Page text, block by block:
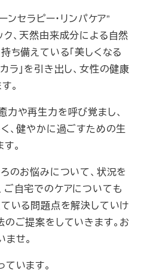
ンセラピー・リンパケア”
、天然由来成分による自然
ち備えている「美しくなる
ラ」を引き出し、女性の健康
。
や再生力を呼び覚まし、
、健やかに過ごすための生
。
のお悩みについて、状況を
ご自宅でのケアについても
いる問題点を解決していけ
ご提案をしていきます。お
せ。
います。